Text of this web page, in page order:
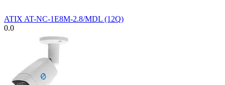
ATIX AT-NC-1E8M-2.8/MDL (12Q)
0.0